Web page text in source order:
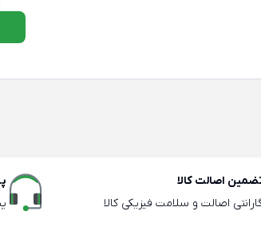
اصالت کالا
اصالت و سلامت فیزیکی کالا